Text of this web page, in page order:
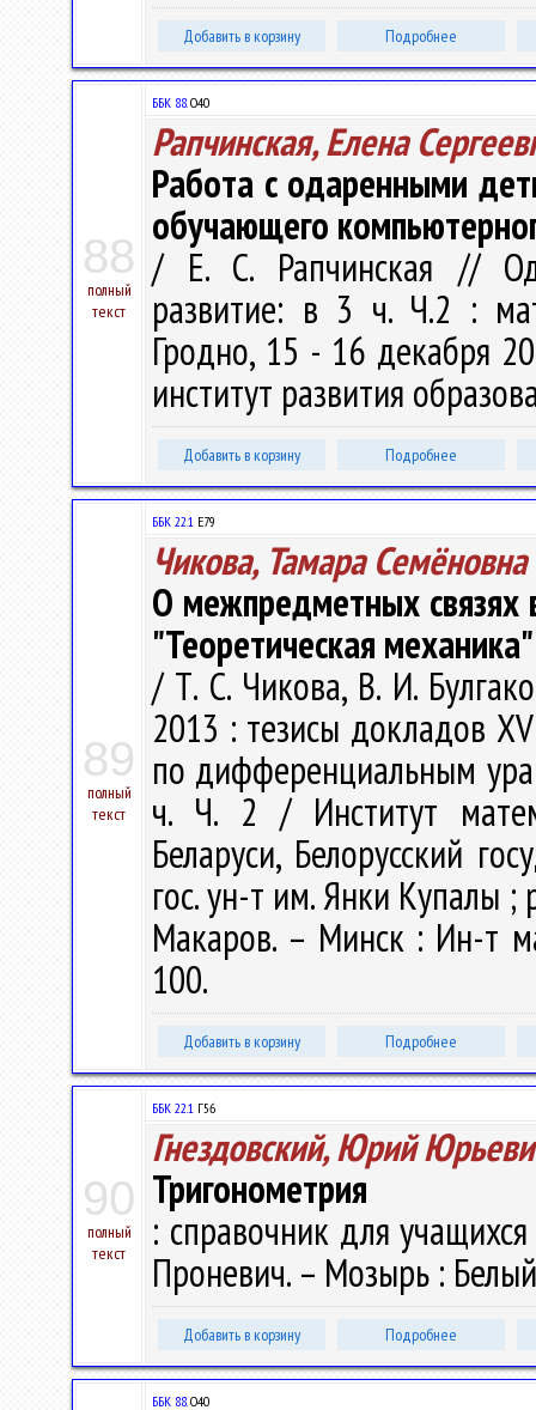
Добавить в корзину Подробнее
88
полный
текст
ББК 88.О40
Рапчинская, Елена
Работа с одаренными
обучающего
/ Е. С. Рапчинская //
развитие: в 3 ч. Ч.2 :
Гродно, 15 - 16 декабря
институт развития
Добавить в корзину Подробнее
89
полный
текст
ББК 22.1 Е79
Чикова, Тамара Семёновна
О межпредметных связях
"Теоретическая механика"
/ Т. С. Чикова, В. И.
2013 : тезисы докладов
по дифференциальным
ч. Ч. 2 / Институт
Беларуси, Белорусский
гос. ун-т им. Янки Купалы ;
Макаров. – Минск : Ин-т
100.
Добавить в корзину Подробнее
90
полный
текст
ББК 22.1 Г56
Гнездовский, Юрий
Тригонометрия
: справочник для
Проневич. – Мозырь :
Добавить в корзину Подробнее
ББК 88.О40